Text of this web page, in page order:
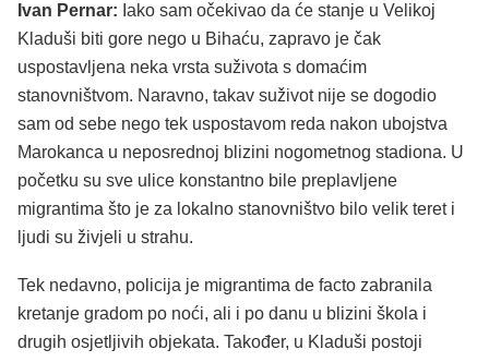
Ivan Pernar: Iako sam očekivao da će stanje u Velikoj
Kladuši biti gore nego u Bihaću, zapravo je čak
uspostavljena neka vrsta suživota s domaćim
stanovništvom. Naravno, takav suživot nije se dogodio
sam od sebe nego tek uspostavom reda nakon ubojstva
Marokanca u neposrednoj blizini nogometnog stadiona. U
početku su sve ulice konstantno bile preplavljene
migrantima što je za lokalno stanovništvo bilo velik teret i
ljudi su živjeli u strahu.
Tek nedavno, policija je migrantima de facto zabranila
kretanje gradom po noći, ali i po danu u blizini škola i
drugih osjetljivih objekata. Također, u Kladuši postoji